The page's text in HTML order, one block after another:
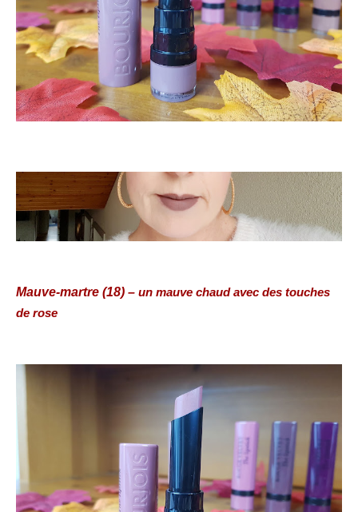
Mauve-martre (18) – un mauve chaud avec des touches
de rose